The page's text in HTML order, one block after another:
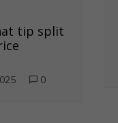
tip split
0